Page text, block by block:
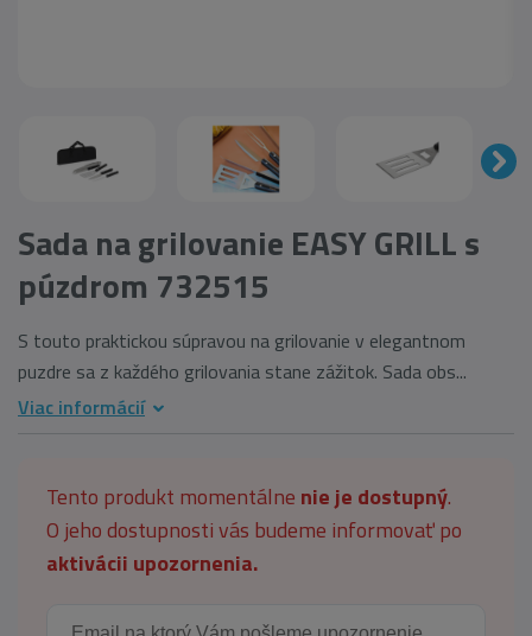
Sada na grilovanie EASY GRILL s
púzdrom 732515
S touto praktickou súpravou na grilovanie v elegantnom
puzdre sa z každého grilovania stane zážitok. Sada obs...
Viac informácií
Tento produkt momentálne nie je dostupný.
O jeho dostupnosti vás budeme informovať po
aktivácii upozornenia.